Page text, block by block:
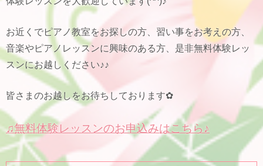
お近くでピアノ教室をお探しの方、習い事をお考えの方、
音楽やピアノレッスンに興味のある方、是非無料体験レッ
スンにお越しください♪♪
皆さまのお越しをお待ちしております✿
♫無料体験レッスンのお申込みはこちら♪